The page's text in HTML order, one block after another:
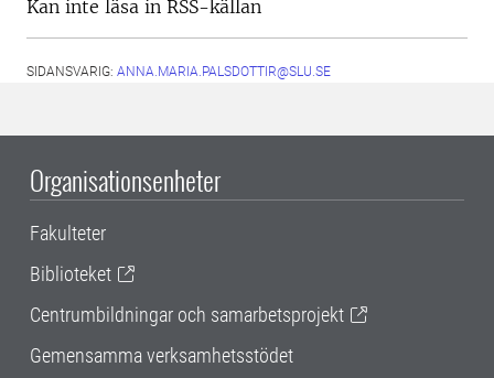
Kan inte läsa in RSS-källan
SIDANSVARIG: ANNA.MARIA.PALSDOTTIR@SLU.SE
Organisationsenheter
Fakulteter
Biblioteket
Centrumbildningar och samarbetsprojekt
Gemensamma verksamhetsstödet